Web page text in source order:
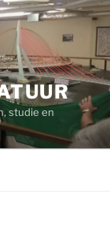
studie en